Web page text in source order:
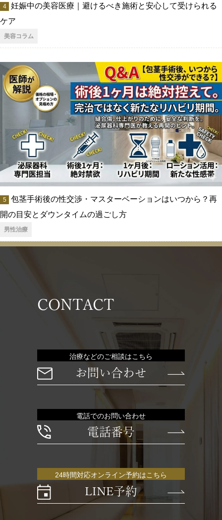
妊娠中の美容医療｜避けるべき施術と安心して受けられる
ケア
美容コラム
包茎手術後の性交渉・マスターベーションはいつから？再
開の目安とダウンタイムの過ごし方
男性治療
CONTACT
治療などのご相談はこちら
お問い合わせ
電話でのお問い合わせ
電話番号
24時間対応オンライン予約はこちら
LINE予約